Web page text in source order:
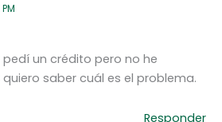
un crédito pero no he
saber cuál es el problema.
Responder